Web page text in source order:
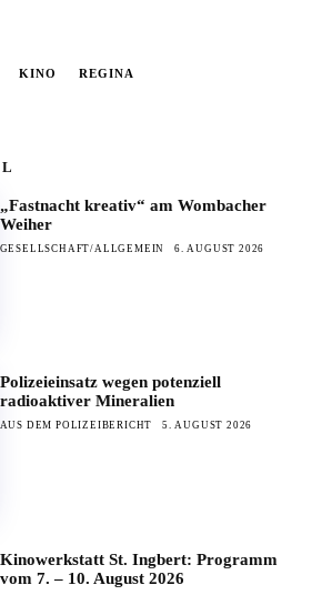
KINO REGINA
„Fastnacht kreativ“ am Wombacher
Weiher
GESELLSCHAFT/ALLGEMEIN 6. AUGUST 2026
Polizeieinsatz wegen potenziell
radioaktiver Mineralien
AUS DEM POLIZEIBERICHT 5. AUGUST 2026
Kinowerkstatt St. Ingbert: Programm
vom 7. – 10. August 2026